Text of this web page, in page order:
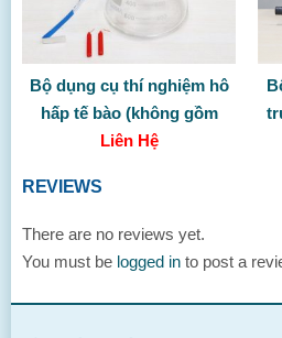
Bộ dụng cụ thí nghiệm hô
hấp tế bào (không gồm
TBDC)
Liên Hệ
REVIEWS
There are no reviews yet.
You must be logged in to post a